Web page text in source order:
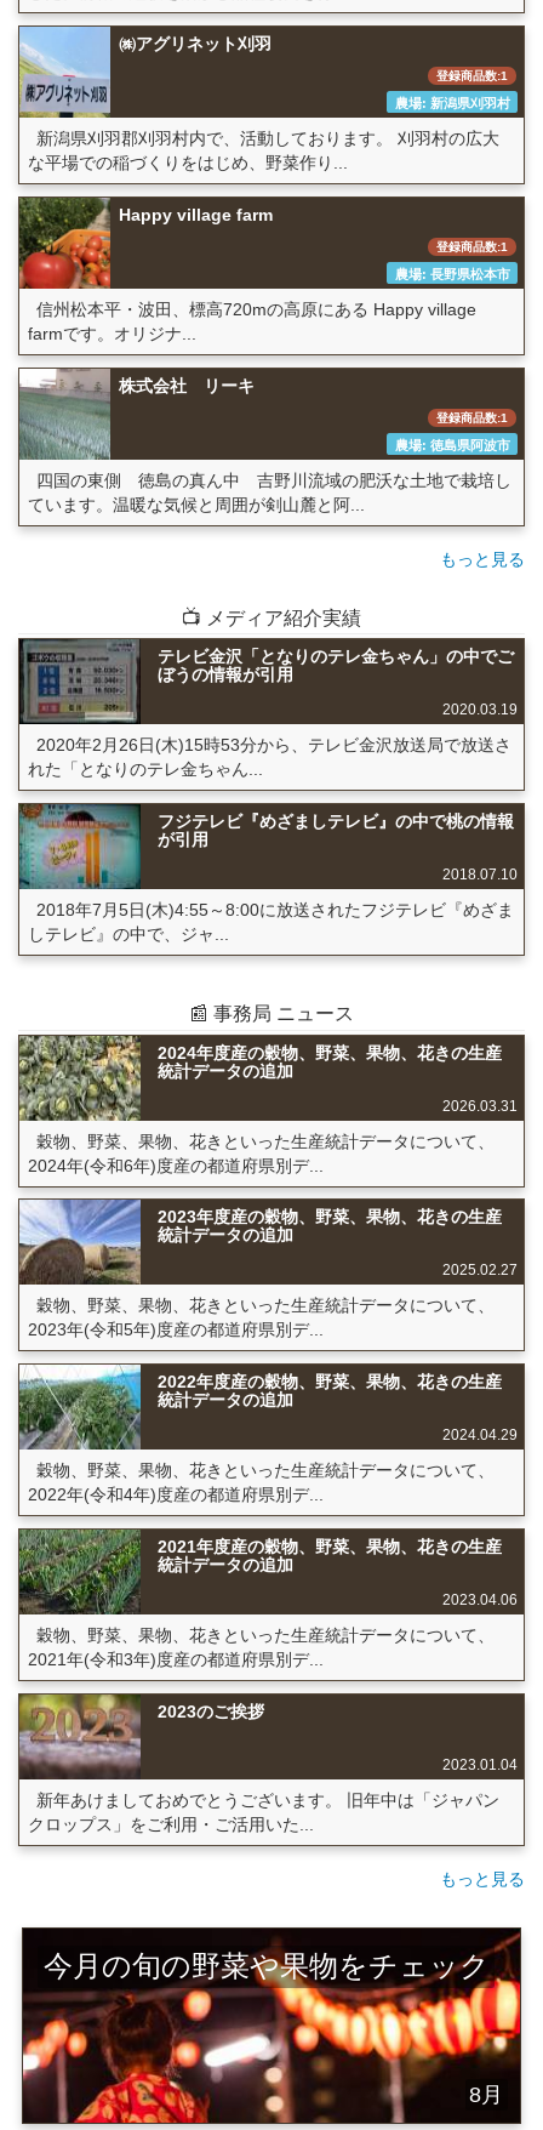
㈱アグリネット刈羽
登録商品数:1
農場: 新潟県刈羽村
新潟県刈羽郡刈羽村内で、活動しております。 刈羽村の広大
な平場での稲づくりをはじめ、野菜作り...
Happy village farm
登録商品数:1
農場: 長野県松本市
信州松本平・波田、標高720mの高原にある Happy village
farmです。オリジナ...
株式会社 リーキ
登録商品数:1
農場: 徳島県阿波市
四国の東側 徳島の真ん中 吉野川流域の肥沃な土地で栽培し
ています。温暖な気候と周囲が剣山麓と阿...
もっと見る
📺 メディア紹介実績
テレビ金沢「となりのテレ金ちゃん」の中でご
ぼうの情報が引用
2020.03.19
2020年2月26日(木)15時53分から、テレビ金沢放送局で放送さ
れた「となりのテレ金ちゃん...
フジテレビ『めざましテレビ』の中で桃の情報
が引用
2018.07.10
2018年7月5日(木)4:55～8:00に放送されたフジテレビ『めざま
しテレビ』の中で、ジャ...
📰 事務局 ニュース
2024年度産の穀物、野菜、果物、花きの生産
統計データの追加
2026.03.31
穀物、野菜、果物、花きといった生産統計データについて、
2024年(令和6年)度産の都道府県別デ...
2023年度産の穀物、野菜、果物、花きの生産
統計データの追加
2025.02.27
穀物、野菜、果物、花きといった生産統計データについて、
2023年(令和5年)度産の都道府県別デ...
2022年度産の穀物、野菜、果物、花きの生産
統計データの追加
2024.04.29
穀物、野菜、果物、花きといった生産統計データについて、
2022年(令和4年)度産の都道府県別デ...
2021年度産の穀物、野菜、果物、花きの生産
統計データの追加
2023.04.06
穀物、野菜、果物、花きといった生産統計データについて、
2021年(令和3年)度産の都道府県別デ...
2023のご挨拶
2023.01.04
新年あけましておめでとうございます。 旧年中は「ジャパン
クロップス」をご利用・ご活用いた...
もっと見る
今月の旬の野菜や果物をチェック
8月